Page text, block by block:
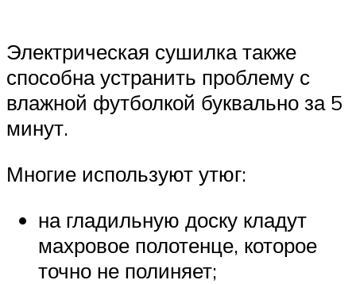
Электрическая сушилка также
способна устранить проблему с
влажной футболкой буквально за 5
минут.
Многие используют утюг:
на гладильную доску кладут
махровое полотенце, которое
точно не полиняет;